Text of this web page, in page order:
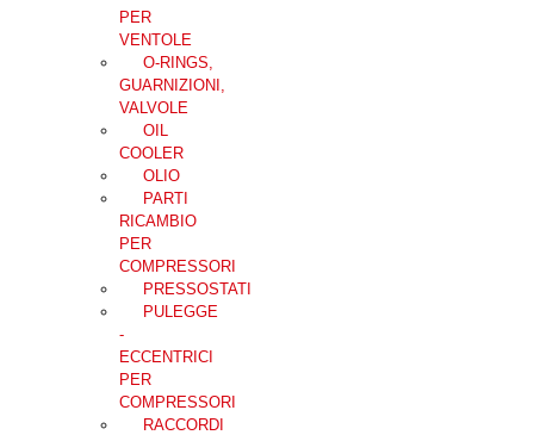
PER
VENTOLE
O-RINGS,
GUARNIZIONI,
VALVOLE
OIL
COOLER
OLIO
PARTI
RICAMBIO
PER
COMPRESSORI
PRESSOSTATI
PULEGGE
-
ECCENTRICI
PER
COMPRESSORI
RACCORDI